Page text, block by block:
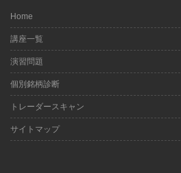
Home
講座一覧
演習問題
個別銘柄診断
トレーダースキャン
サイトマップ